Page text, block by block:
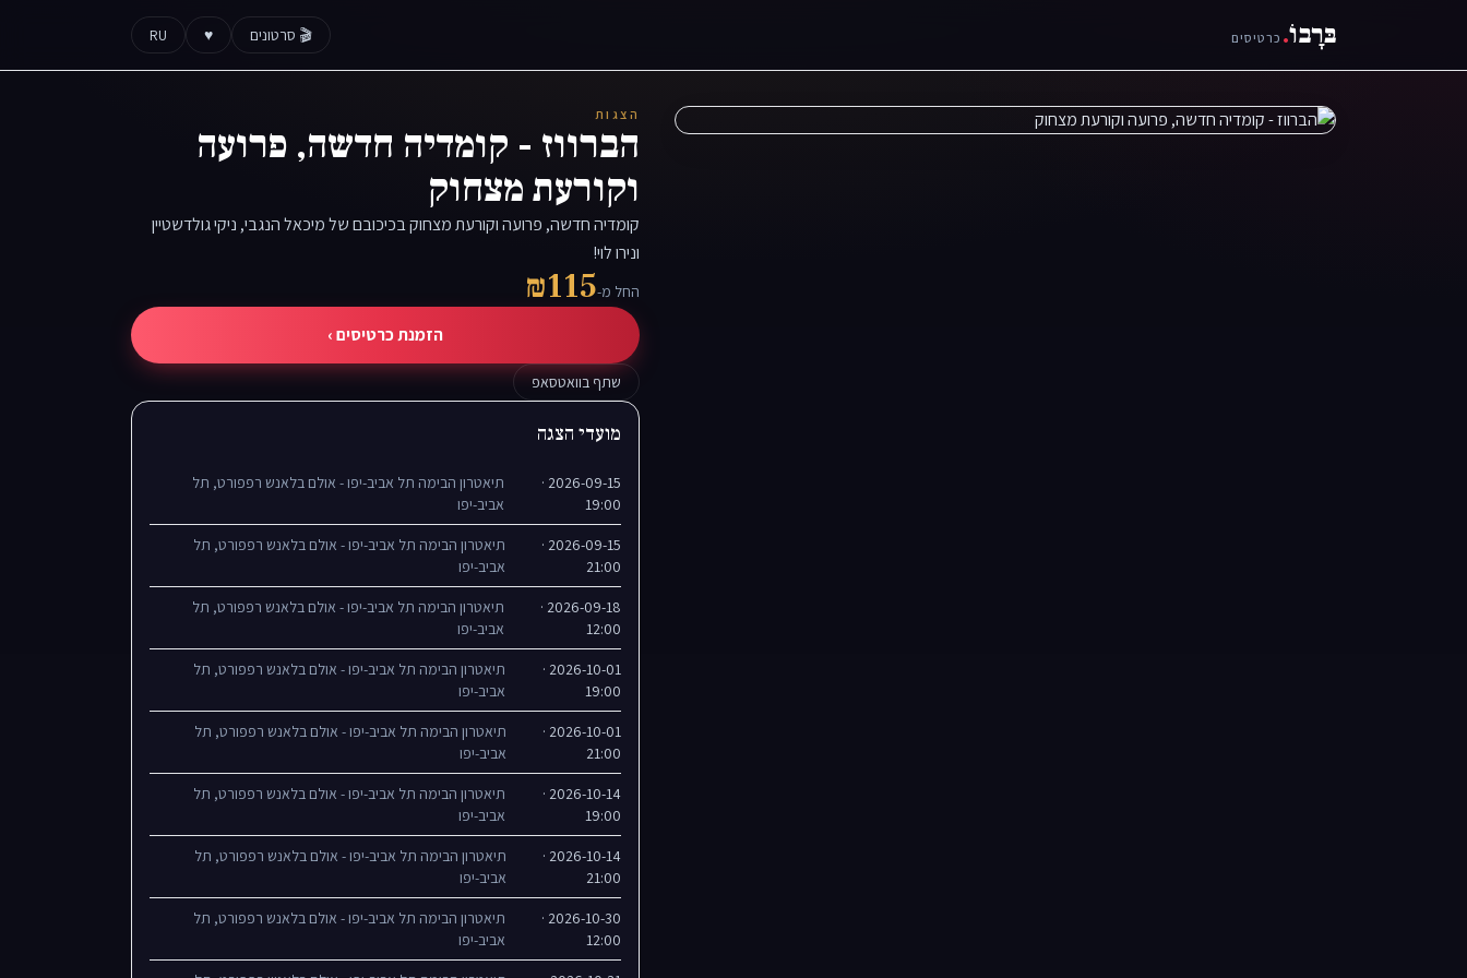
בּרָבוֹ. כרטיסים 🎬 סרטונים ♥
RU
הצגות
הברווז - קומדיה חדשה, פרועה
וקורעת מצחוק
קומדיה חדשה, פרועה וקורעת מצחוק בכיכובם של מיכאל הנגבי, ניקי גולדשטיין
ונירו לוי!
החל מ-₪115
הזמנת כרטיסים ›
שתף בוואטסאפ
מועדי הצגה
2026-09-15 ·
19:00
תיאטרון הבימה תל אביב-יפו - אולם בלאנש רפפורט, תל
אביב-יפו
2026-09-15 ·
21:00
תיאטרון הבימה תל אביב-יפו - אולם בלאנש רפפורט, תל
אביב-יפו
2026-09-18 ·
12:00
תיאטרון הבימה תל אביב-יפו - אולם בלאנש רפפורט, תל
אביב-יפו
2026-10-01 ·
19:00
תיאטרון הבימה תל אביב-יפו - אולם בלאנש רפפורט, תל
אביב-יפו
2026-10-01 ·
21:00
תיאטרון הבימה תל אביב-יפו - אולם בלאנש רפפורט, תל
אביב-יפו
2026-10-14 ·
19:00
תיאטרון הבימה תל אביב-יפו - אולם בלאנש רפפורט, תל
אביב-יפו
2026-10-14 ·
21:00
תיאטרון הבימה תל אביב-יפו - אולם בלאנש רפפורט, תל
אביב-יפו
2026-10-30 ·
12:00
תיאטרון הבימה תל אביב-יפו - אולם בלאנש רפפורט, תל
אביב-יפו